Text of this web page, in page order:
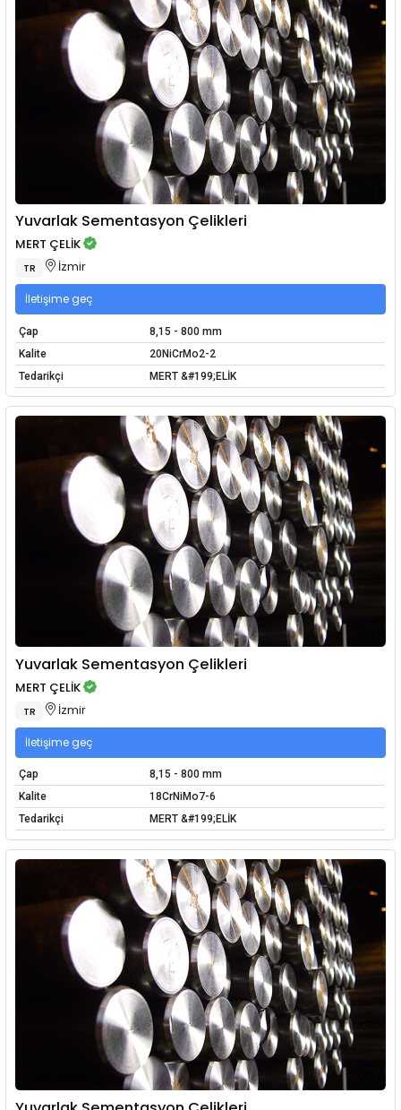
Yuvarlak Sementasyon Çelikleri
MERT ÇELİK
TR İzmir
İletişime geç
Çap
8,15 - 800 mm
Kalite
20NiCrMo2-2
Tedarikçi
MERT &#199;ELİK
Yuvarlak Sementasyon Çelikleri
MERT ÇELİK
TR İzmir
İletişime geç
Çap
8,15 - 800 mm
Kalite
18CrNiMo7-6
Tedarikçi
MERT &#199;ELİK